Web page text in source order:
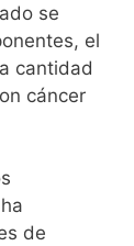
se
el
cantidad
cáncer
de